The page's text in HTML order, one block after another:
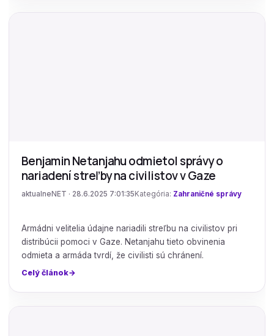
Benjamin Netanjahu odmietol správy o
nariadení streľby na civilistov v Gaze
aktualneNET · 28.6.2025 7:01:35 Kategória: Zahraničné správy
Armádni velitelia údajne nariadili streľbu na civilistov pri
distribúcii pomoci v Gaze. Netanjahu tieto obvinenia
odmieta a armáda tvrdí, že civilisti sú chránení.
Celý článok